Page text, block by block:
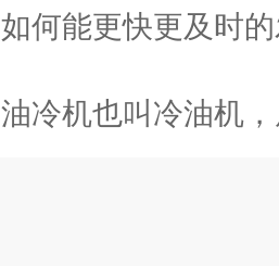
如何能更快更及时的发现小型
油冷机也叫冷油机